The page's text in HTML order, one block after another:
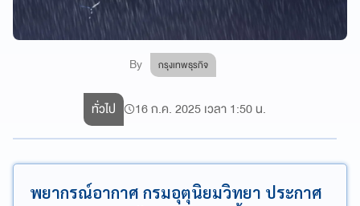
By กรุงเทพธุรกิจ
ทั่วไป 16 ก.ค. 2025 เวลา 1:50 น.
พยากรณ์อากาศ กรมอุตุนิยมวิทยา ประกาศ